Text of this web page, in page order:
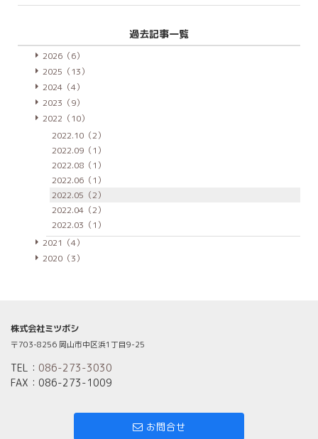
過去記事一覧
2026（6）
2025（13）
2024（4）
2023（9）
2022（10）
2022.10（2）
2022.09（1）
2022.08（1）
2022.06（1）
2022.05（2）
2022.04（2）
2022.03（1）
2021（4）
2020（3）
株式会社ミツボシ
〒703-8256 岡山市中区浜1丁目9-25
TEL： 086-273-3030
FAX：086-273-1009
お問合せ